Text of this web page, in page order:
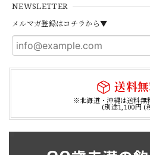
NEWSLETTER
メルマガ登録はコチラから▼
送料無
※北海道・沖縄は送料無
(別途1,100円 (